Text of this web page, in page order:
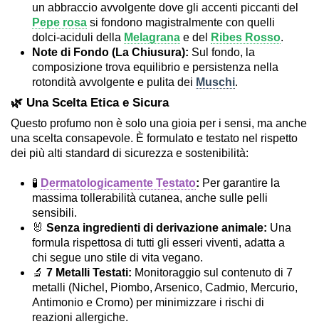
un abbraccio avvolgente dove gli accenti piccanti del
Pepe rosa si fondono magistralmente con quelli
dolci-aciduli della Melagrana e del Ribes Rosso.
Note di Fondo (La Chiusura): Sul fondo, la
composizione trova equilibrio e persistenza nella
rotondità avvolgente e pulita dei Muschi.
🌿 Una Scelta Etica e Sicura
Questo profumo non è solo una gioia per i sensi, ma anche
una scelta consapevole. È formulato e testato nel rispetto
dei più alti standard di sicurezza e sostenibilità:
🧪 Dermatologicamente Testato: Per garantire la
massima tollerabilità cutanea, anche sulle pelli
sensibili.
🐰 Senza ingredienti di derivazione animale: Una
formula rispettosa di tutti gli esseri viventi, adatta a
chi segue uno stile di vita vegano.
🔬 7 Metalli Testati: Monitoraggio sul contenuto di 7
metalli (Nichel, Piombo, Arsenico, Cadmio, Mercurio,
Antimonio e Cromo) per minimizzare i rischi di
reazioni allergiche.